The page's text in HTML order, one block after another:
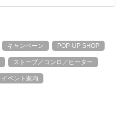
キャンペーン POP-UP SHOP
ストーブ／コンロ／ヒーター
イベント案内